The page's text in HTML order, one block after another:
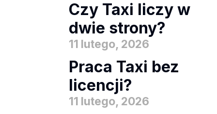
Czy Taxi liczy w
dwie strony?
11 lutego, 2026
Praca Taxi bez
licencji?
11 lutego, 2026